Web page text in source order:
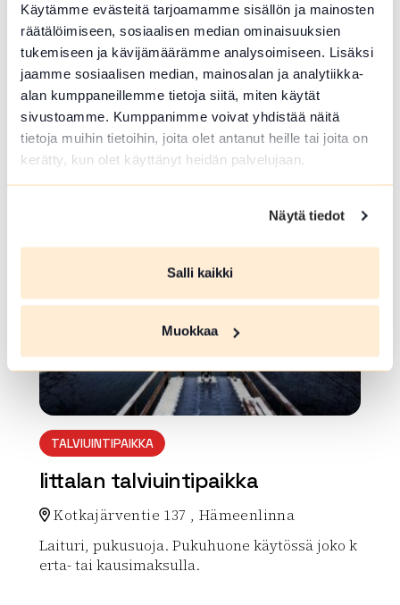
Käytämme evästeitä tarjoamamme sisällön ja mainosten
räätälöimiseen, sosiaalisen median ominaisuuksien
tukemiseen ja kävijämäärämme analysoimiseen. Lisäksi
jaamme sosiaalisen median, mainosalan ja analytiikka-
alan kumppaneillemme tietoja siitä, miten käytät
sivustoamme. Kumppanimme voivat yhdistää näitä
tietoja muihin tietoihin, joita olet antanut heille tai joita on
kerätty, kun olet käyttänyt heidän palvelujaan.
Näytä tiedot
Salli kaikki
Muokkaa
ULKOKUNTOILUPAIKKA
Peltosaaren ulkokuntoilulaitteet
Hj. Elomaan katu 4 , Riihimäki
TALVIUINTIPAIKKA
Iittalan talviuintipaikka
Kotkajärventie 137 , Hämeenlinna
Laituri, pukusuoja. Pukuhuone käytössä joko k
erta- tai kausimaksulla.